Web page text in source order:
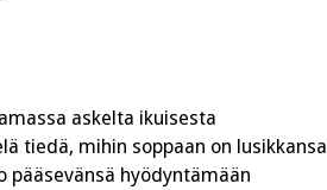
askelta ikuisesta
tiedä, mihin soppaan on lusikkansa
hyödyntämään